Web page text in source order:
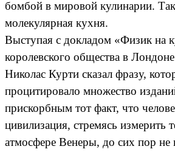
бомбой в мировой кулинарии.
молекулярная кухня.
Выступая с докладом «Физик на
королевского общества в
Николас Курти сказал фразу,
процитировало множество
прискорбным тот факт, что
цивилизация, стремясь измерить
атмосфере Венеры, до сих пор не